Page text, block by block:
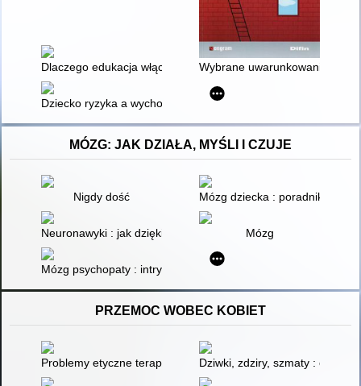
Dlaczego edukacja włączająca nie zawsze jest najlepszym
Wybrane uwarunkowania
Dziecko ryzyka a wychowanie : elementarz dla rodziców
MÓZG: JAK DZIAŁA, MYŚLI I CZUJE
Nigdy dość Mózg dziecka : poradnik dla
Neuronawyki : jak dzięki neuroplastyczności zmienić swój
Mózg
Mózg psychopaty : intrygujące spojrzenie na ciemną stronę
PRZEMOC WOBEC KOBIET
Problemy etyczne terapii par z doświadczeniem przemocy :
Dziwki, zdziry, szmaty :